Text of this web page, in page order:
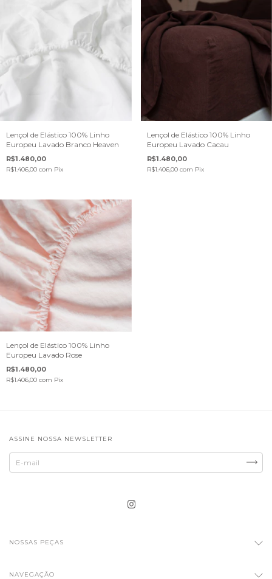
Lençol de Elástico 100% Linho
Europeu Lavado Branco Heaven
R$1.480,00
R$1.406,00 com Pix
Lençol de Elástico 100% Linho
Europeu Lavado Cacau
R$1.480,00
R$1.406,00 com Pix
Lençol de Elástico 100% Linho
Europeu Lavado Rose
R$1.480,00
R$1.406,00 com Pix
ASSINE NOSSA NEWSLETTER
NOSSAS PEÇAS
NAVEGAÇÃO